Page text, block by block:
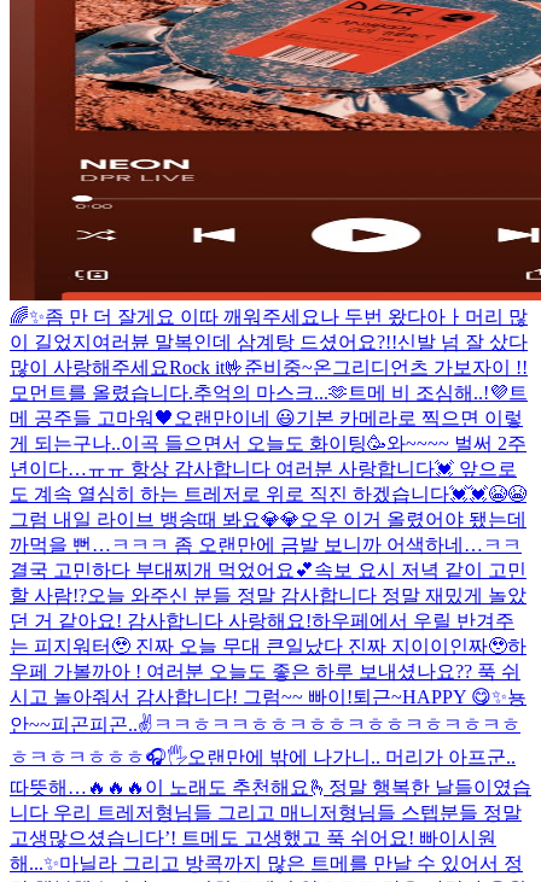
🌈✨좀 만 더 잘게요 이따 깨워주세요나 두번 왔다아ㅏ 머리 많
이 길었지 여러뷴 말복인데 삼계탕 드셨어요?!!신발 넘 잘 샀다
많이 사랑해주세요Rock it🤟준비중~온그리디언츠 가보자이 !!
모먼트를 올렸습니다.추억의 마스크...🫶 트메 비 조심해..!💜 트
메 공주들 고마워🖤 오랜만이네 😃기본 카메라로 찍으면 이렇
게 되는구나..이곡 들으면서 오늘도 화이팅🥳와~~~~ 벌써 2주
년이다…ㅠㅠ 항상 감사합니다 여러분 사랑합니다💓 앞으로
도 계속 열심히 하는 트레저로 위로 직진 하겠습니다💓💓😭😭
그럼 내일 라이브 뱅송때 봐요💎💎오우 이거 올렸어야 됐는데
까먹을 뻔…ㅋㅋㅋ 좀 오랜만에 금발 보니까 어색하네…ㅋㅋ
결국 고민하다 부대찌개 먹었어요💕속보 요시 저녁 같이 고민
할 사람!?오늘 와주신 분들 정말 감사합니다 정말 재밌게 놀았
던 거 같아요! 감사합니다 사랑해요!하우페에서 우릴 반겨주
는 피지워터🥹 진짜 오늘 무대 큰일났다 진짜 지이이인짜🥹하
우페 가볼까아 ! 여러분 오늘도 좋은 하루 보내셨나요?? 푹 쉬
시고 놀아줘서 감사합니다! 그럼~~ 빠이!퇴근~HAPPY 😋✨뇽
안~~피곤피곤..✌️ ㅋㅋㅎㅋㅋㅎㅎㅋㅎㅎㅋㅎㅎㅋㅎㅋㅎㅋㅎ
ㅎㅋㅎㅋㅎㅎㅎ🎧🖐오랜만에 밖에 나가니.. 머리가 아프군..
따뜻해… 🔥🔥🔥 이 노래도 추천해요🫰 정말 행복한 날들이였습
니다 우리 트레저형님들 그리고 매니저형님들 스텝분들 정말
고생많으셨습니다’! 트메도 고생했고 푹 쉬어요! 빠이 시원
해...✨마닐라 그리고 방콕까지 많은 트메를 만날 수 있어서 정